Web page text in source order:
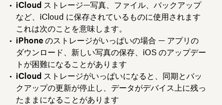
iCloud ストレージ—写真、ファイル、バックアップ
など、iCloud に保存されているものに使用されます
これは次のことを意味します。
iPhone のストレージがいっぱいの場合 — アプリの
ダウンロード、新しい写真の保存、iOS のアップデー
トが困難になることがあります
iCloud ストレージがいっぱいになると
、同期とバッ
クアップの更新が停止し、データがデバイス上に残っ
たままになることがあります